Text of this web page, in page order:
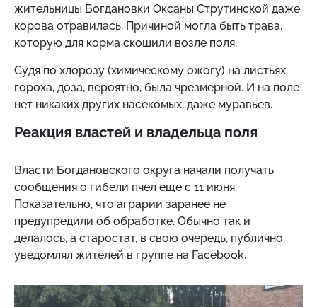
жительницы Богдановки Оксаны Струтинской даже
корова отравилась. Причиной могла быть трава,
которую для корма скошили возле поля.
Судя по хлорозу (химическому ожогу) на листьях
гороха, доза, вероятно, была чрезмерной. И на поле
нет никаких других насекомых, даже муравьев.
Реакция властей и владельца поля
Власти Богдановского округа начали получать
сообщения о гибели пчел еще с 11 июня.
Показательно, что аграрии заранее не
предупредили об обработке. Обычно так и
делалось, а старостат, в свою очередь, публично
уведомлял жителей в группе на Facebook.